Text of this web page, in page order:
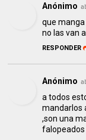
Anónimo
que
no las van
RESPONDER
Anónimo
a todos
mandarlos
,son una
falopeados